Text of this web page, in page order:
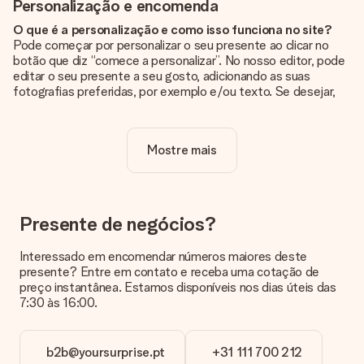
Personalização e encomenda
O que é a personalização e como isso funciona no site?
Pode começar por personalizar o seu presente ao clicar no
botão que diz “comece a personalizar”. No nosso editor, pode
editar o seu presente a seu gosto, adicionando as suas
fotografias preferidas, por exemplo e/ou texto. Se desejar,
A personalização está incluída no preço?
Sim, o preço apresentado no site já inclui a personalização do
Queremos ter a certeza de que estás completamente
satisfeito com o teu presente. Por isso, é importante que
sobre a qualidade da tua imagem, contacta a nossa equipa de
apoio ao cliente e inclui a tua fotografia juntamente com o
presente que estás interessado em encomendar. Eles podem
então verificar a qualidade para ti!
Em que formatos posso enviar as minhas fotografias?
Pode enviar as suas fotografias em formato JPG e PNG. Se
Mostre mais
Presente de negócios?
Interessado em encomendar números maiores deste
presente? Entre em contato e receba uma cotação de
preço instantânea. Estamos disponíveis nos dias úteis das
7:30 às 16:00.
b2b@yoursurprise.pt +31 111 700 212